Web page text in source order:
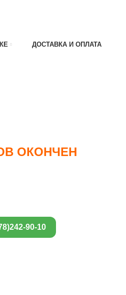
ДОСТАВКА И ОПЛАТА
ОКОНЧЕН
90-10